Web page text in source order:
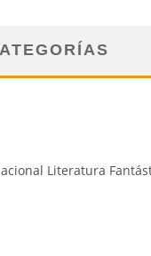
Literatura